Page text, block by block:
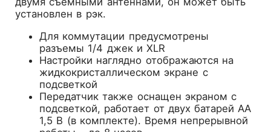
установлен в рэк.
Для коммутации предусмотрены
разъемы 1/4 джек и XLR
Настройки наглядно отображаются на
жидкокристаллическом экране с
подсветкой
Передатчик также оснащен экраном с
подсветкой, работает от двух батарей АА
1,5 В (в комплекте). Время непрерывной